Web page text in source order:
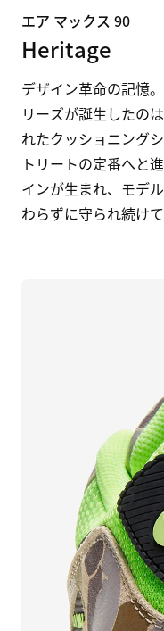
エア マックス 90
Heritage
デザイン革命の記憶
リーズが誕生したの
れたクッショニング
トリートの定番へと
インが生まれ、モデ
わらずに守られ続けて